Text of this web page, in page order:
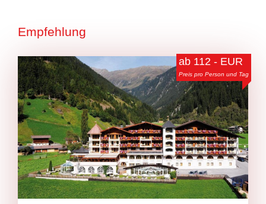
Empfehlung
ab 112 - EUR
Preis pro Person und Tag